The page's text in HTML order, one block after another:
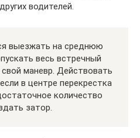
водителей.
выезжать на среднюю
весь встречный
маневр. Действовать
в центре перекрестка
количество
затор.